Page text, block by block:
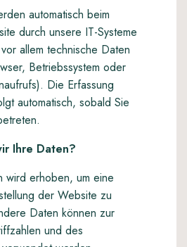
automatisch beim
durch unsere IT-Systeme
allem technische Daten
Betriebssystem oder
Die Erfassung
automatisch, sobald Sie
Ihre Daten?
wird erhoben, um eine
der Website zu
Daten können zur
und des